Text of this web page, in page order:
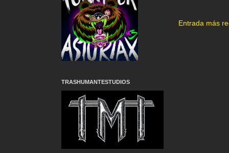
Entrada más
TRASHUMANTESTUDIOS